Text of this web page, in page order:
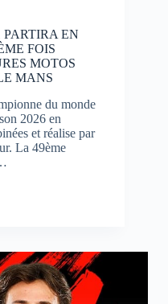
EN
FOIS
MOTOS
MANS
du monde
2026 en
et réalise par
La 49ème